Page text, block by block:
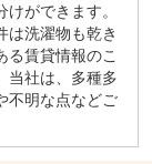
ができます。
は洗濯物も乾き
る賃貸情報のこ
当社は、多種多
不明な点などご